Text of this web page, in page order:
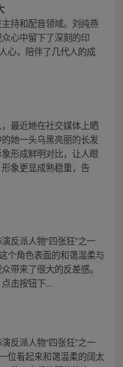
持和配音领域。刘纯燕
心中留下了深刻的印
心，陪伴了几代人的成
最近她在社交媒体上晒
她一头乌黑亮丽的长发
形成鲜明对比，让人眼
象更显成熟稳重，告
反派人物“四张狂”之一
个角色表面的和蔼温柔与
带来了很大的反差感。
击按钮下...
反派人物“四张狂”之一
位看起来和蔼温柔的阔太